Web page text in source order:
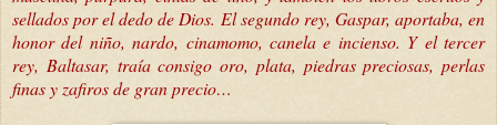
sellados por el dedo de Dios. El segundo rey, Gaspar, aportaba, en
honor del niño, nardo, cinamomo, canela e incienso. Y el tercer
rey, Baltasar, traía consigo oro, plata, piedras preciosas, perlas
finas y zafiros de gran precio…